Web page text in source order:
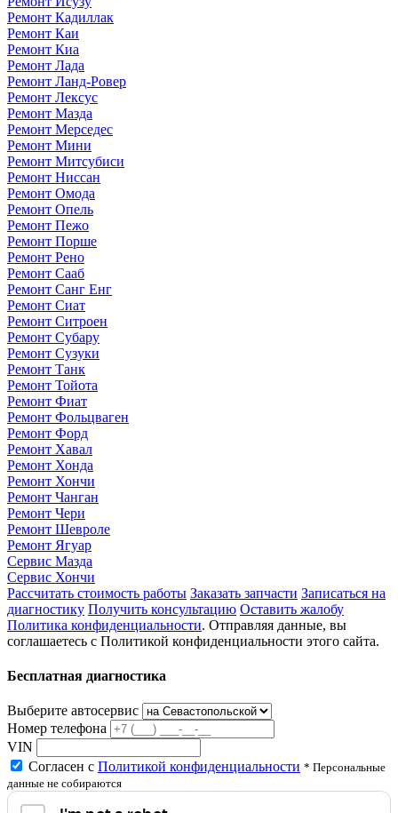
Ремонт Кадиллак
Ремонт Каи
Ремонт Киа
Ремонт Лада
Ремонт Ланд-Ровер
Ремонт Лексус
Ремонт Мазда
Ремонт Мерседес
Ремонт Мини
Ремонт Митсубиси
Ремонт Ниссан
Ремонт Омода
Ремонт Опель
Ремонт Пежо
Ремонт Порше
Ремонт Рено
Ремонт Сааб
Ремонт Санг Енг
Ремонт Сиат
Ремонт Ситроен
Ремонт Субару
Ремонт Сузуки
Ремонт Танк
Ремонт Тойота
Ремонт Фиат
Ремонт Фольцваген
Ремонт Форд
Ремонт Хавал
Ремонт Хонда
Ремонт Хончи
Ремонт Чанган
Ремонт Чери
Ремонт Шевроле
Ремонт Ягуар
Сервис Мазда
Сервис Хончи
Рассчитать стоимость работы Заказать запчасти Записаться на
диагностику Получить консультацию Оставить жалобу
Политика конфиденциальности. Отправляя данные, вы
соглашаетесь с Политикой конфиденциальности этого сайта.
Бесплатная диагностика
Выберите автосервис
Номер телефона
VIN
Согласен с Политикой конфиденциальности * Персональные
данные не собираются